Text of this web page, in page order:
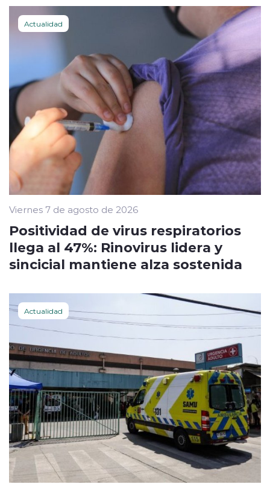
Actualidad
Viernes 7 de agosto de 2026
Positividad de virus respiratorios
llega al 47%: Rinovirus lidera y
sincicial mantiene alza sostenida
Actualidad